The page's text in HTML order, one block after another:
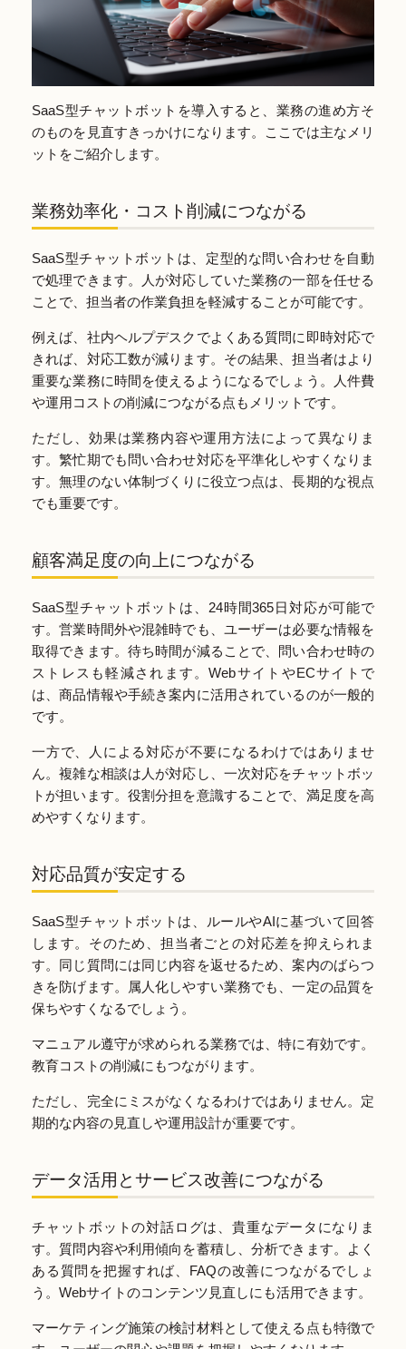
SaaS型チャットボットを導入すると、業務の進め方そ
のものを見直すきっかけになります。ここでは主なメリ
ットをご紹介します。
業務効率化・コスト削減につながる
SaaS型チャットボットは、定型的な問い合わせを自動
で処理できます。人が対応していた業務の一部を任せる
ことで、担当者の作業負担を軽減することが可能です。
例えば、社内ヘルプデスクでよくある質問に即時対応で
きれば、対応工数が減ります。その結果、担当者はより
重要な業務に時間を使えるようになるでしょう。人件費
や運用コストの削減につながる点もメリットです。
ただし、効果は業務内容や運用方法によって異なりま
す。繁忙期でも問い合わせ対応を平準化しやすくなりま
す。無理のない体制づくりに役立つ点は、長期的な視点
でも重要です。
顧客満足度の向上につながる
SaaS型チャットボットは、24時間365日対応が可能で
す。営業時間外や混雑時でも、ユーザーは必要な情報を
取得できます。待ち時間が減ることで、問い合わせ時の
ストレスも軽減されます。WebサイトやECサイトで
は、商品情報や手続き案内に活用されているのが一般的
です。
一方で、人による対応が不要になるわけではありませ
ん。複雑な相談は人が対応し、一次対応をチャットボッ
トが担います。役割分担を意識することで、満足度を高
めやすくなります。
対応品質が安定する
SaaS型チャットボットは、ルールやAIに基づいて回答
します。そのため、担当者ごとの対応差を抑えられま
す。同じ質問には同じ内容を返せるため、案内のばらつ
きを防げます。属人化しやすい業務でも、一定の品質を
保ちやすくなるでしょう。
マニュアル遵守が求められる業務では、特に有効です。
教育コストの削減にもつながります。
ただし、完全にミスがなくなるわけではありません。定
期的な内容の見直しや運用設計が重要です。
データ活用とサービス改善につながる
チャットボットの対話ログは、貴重なデータになりま
す。質問内容や利用傾向を蓄積し、分析できます。よく
ある質問を把握すれば、FAQの改善につながるでしょ
う。Webサイトのコンテンツ見直しにも活用できます。
マーケティング施策の検討材料として使える点も特徴で